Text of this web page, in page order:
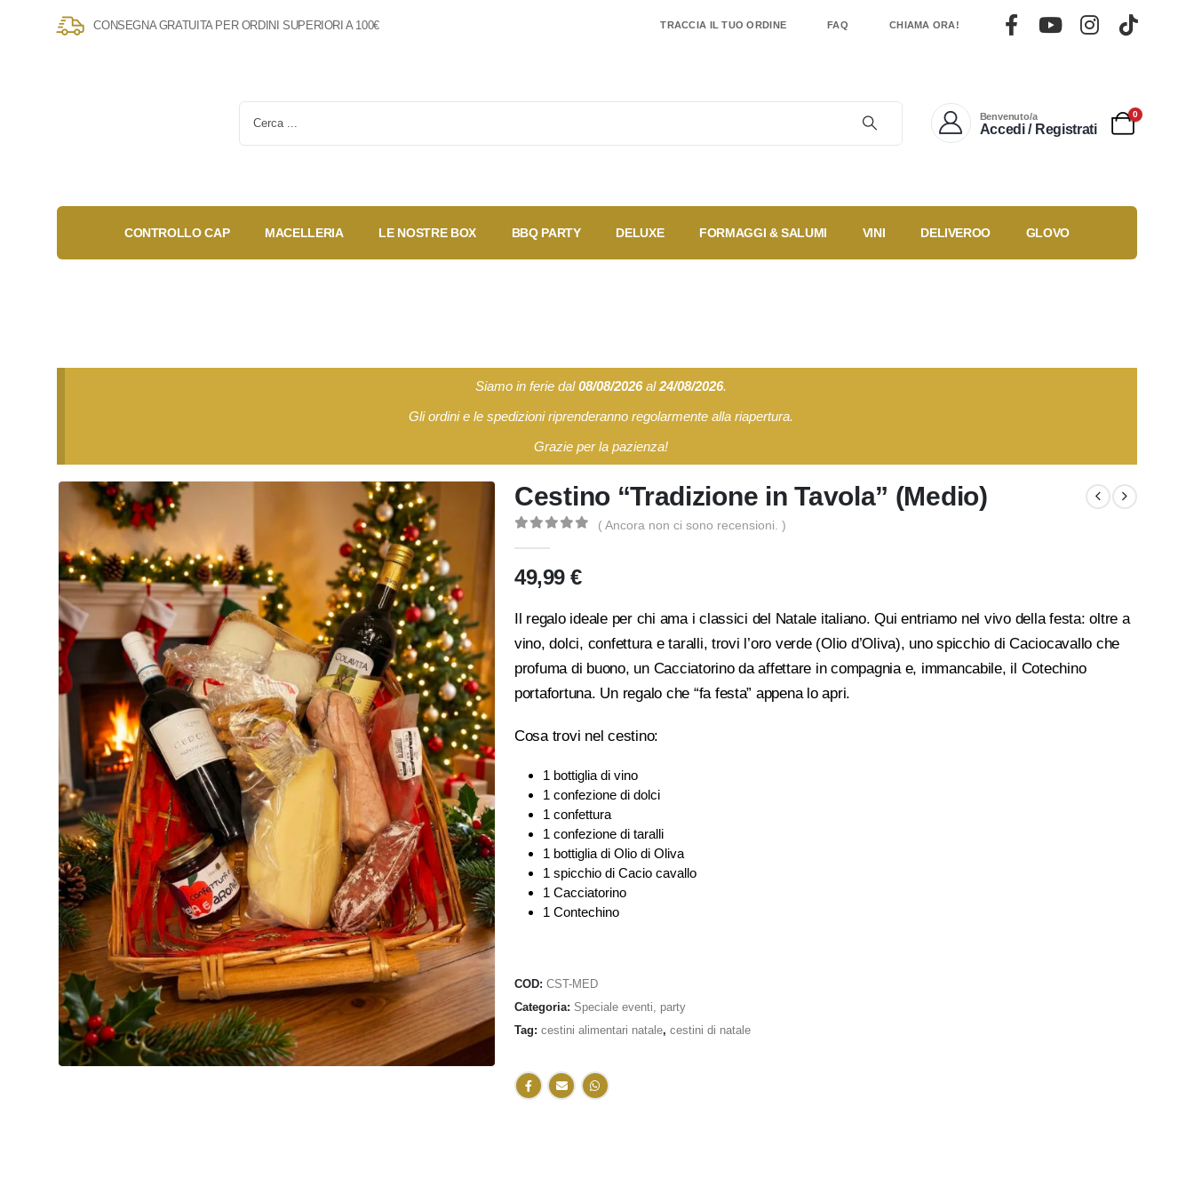
CONSEGNA GRATUITA PER ORDINI SUPERIORI A 100€ TRACCIA IL TUO ORDINE FAQ CHIAMA ORA!
Benvenuto/a
Accedi / Registrati
0
CONTROLLO CAP MACELLERIA LE NOSTRE BOX BBQ PARTY DELUXE FORMAGGI & SALUMI VINI DELIVEROO GLOVO
Siamo in ferie dal08/08/2026al24/08/2026.
Gli ordini e le spedizioni riprenderanno regolarmente alla riapertura.
Grazie per la pazienza!
Cestino “Tradizione in Tavola” (Medio)
( Ancora non ci sono recensioni. )
49,99€
Il regalo ideale per chi ama i classici del Natale italiano. Qui entriamo nel vivo della festa: oltre a
vino, dolci, confettura e taralli, trovi l’oro verde (Olio d’Oliva), uno spicchio di Caciocavallo che
profuma di buono, un Cacciatorino da affettare in compagnia e, immancabile, il Cotechino
portafortuna. Un regalo che “fa festa” appena lo apri.
Cosa trovi nel cestino:
1 bottiglia di vino
1 confezione di dolci
1 confettura
1 confezione di taralli
1 bottiglia di Olio di Oliva
1 spicchio di Cacio cavallo
1 Cacciatorino
1 Contechino
COD: CST-MED
Categoria: Speciale eventi, party
Tag: cestini alimentari natale, cestini di natale